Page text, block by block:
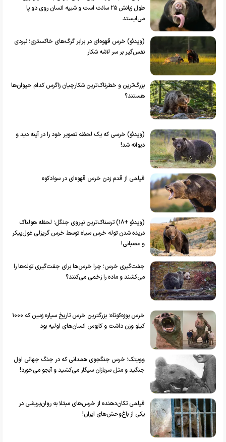
طول زبانش ۲۵ سانت است و شبیه انسان روی دو پا
می‌ایستد
(ویدئو) خرس قهوه‌ای در برابر گرگ‌های خاکستری؛ نبردی
نفس‌گیر بر سر لاشه شکار
بزرگ‌ترین و خطرناک‌ترین شکارچیان زاگرس کدام حیوان‌ها
هستند؟
(ویدئو) خرسی که یک لحظه تصویر خود را در آینه دید و
دیوانه شد!
فیلمی از قدم زدن خرس قهوه‌ای در سوادکوه
(ویدئو +۱۸) ترسناک‌ترین نیروی جنگل؛ لحظه هولناک
دریده شدن توله خرس سیاه توسط خرس گریزلی غول‌پیکر
و عصبانی!
جفت‌گیری خرس؛ چرا خرس‌ها برای جفت‌گیری توله‌ها را
می‌کشند و ماده را زخمی می‌کنند؟
خرس پوزه‌کوتاه؛ بزرگترین خرس تاریخ سیاره زمین که ۱۰۰۰
کیلو وزن داشت و کابوس انسان‌های اولیه بود
وویتک؛ خرس جنگجوی همدانی که در جنگ جهانی اول
جنگید و مثل سربازان سیگار می‌کشید و آبجو می‌خورد!
فیلمی تکان‌دهنده از خرس‌های مبتلا به روان‌پریشی در
یکی از باغ‌وحش‌های ایران!